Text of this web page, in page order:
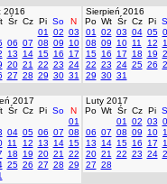
2016
Śr Cz Pi So
N
01
02 03
06 07 08 09
10
13 14 15 16
17
20 21 22 23 24
27 28 29 30 31
Sierpień 2016
Po Wt Śr Cz Pi
01
02 03 04 05
08 09 10 11 12
15 16 17 18 19
22 23 24 25 26
29 30 31
2017
Śr Cz Pi So
N
01
04 05 06 07 08
11 12 13 14 15
18 19 20 21
22
25 26 27 28 29
Luty 2017
Po Wt Śr Cz Pi
01
02 03
06 07 08 09 10
13
14 15 16 17
20 21 22 23 24
27 28